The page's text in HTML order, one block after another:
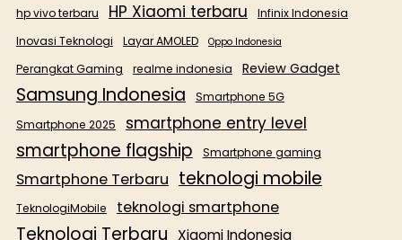
hp vivo terbaru
HP Xiaomi terbaru
Infinix Indonesia
Inovasi Teknologi
Layar AMOLED Oppo Indonesia
Perangkat Gaming realme indonesia Review Gadget
Samsung Indonesia
Smartphone 5G
Smartphone 2025
smartphone entry level
smartphone flagship Smartphone gaming
Smartphone Terbaru teknologi mobile
TeknologiMobile teknologi smartphone
Teknologi Terbaru Xiaomi Indonesia